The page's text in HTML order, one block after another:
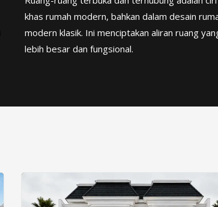
khas rumah modern, bahkan dalam desain
modern klasik. Ini menciptakan aliran ruang
lebih besar dan fungsional.